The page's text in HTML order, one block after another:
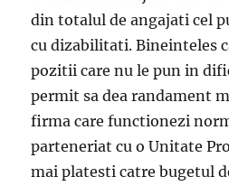
din totalul de angajati cel
cu dizabilitati. Bineinteles
pozitii care nu le pun in
permit sa dea randament
firma care functionezi
parteneriat cu o Unitate
mai platesti catre bugetul